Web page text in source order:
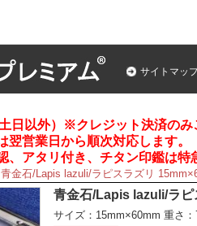
サイトマッ
日以外）※クレジット決済のみ
営業日から順次対応します。
アタリ付き、チタン印鑑は特
青金石/Lapis lazuli/ラピスラズリ
青金石/Lapis lazuli/ラ
サイズ：15mm×60mm 重さ